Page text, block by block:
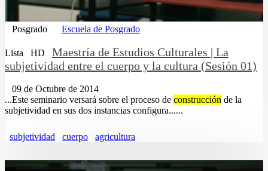
Posgrado Escuela de Posgrado
Lista HD
Maestría de Estudios Culturales | La
subjetividad entre el cuerpo y la cultura (Sesión 01)
09 de Octubre de 2014
...Este seminario versará sobre el proceso de construcción de la
subjetividad en sus dos instancias configura......
subjetividad cuerpo agricultura